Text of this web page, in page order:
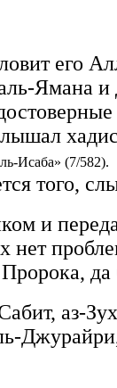
его
Ямана и
Исаба» (7/582).
того,
и
нет
да
аз-